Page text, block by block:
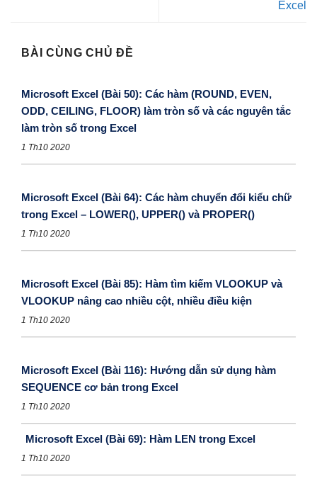
Excel
BÀI CÙNG CHỦ ĐỀ
Microsoft Excel (Bài 50): Các hàm (ROUND, EVEN,
ODD, CEILING, FLOOR) làm tròn số và các nguyên tắc
làm tròn số trong Excel
1 Th10 2020
Microsoft Excel (Bài 64): Các hàm chuyển đổi kiểu chữ
trong Excel – LOWER(), UPPER() và PROPER()
1 Th10 2020
Microsoft Excel (Bài 85): Hàm tìm kiếm VLOOKUP và
VLOOKUP nâng cao nhiều cột, nhiều điều kiện
1 Th10 2020
Microsoft Excel (Bài 116): Hướng dẫn sử dụng hàm
SEQUENCE cơ bản trong Excel
1 Th10 2020
Microsoft Excel (Bài 69): Hàm LEN trong Excel
1 Th10 2020